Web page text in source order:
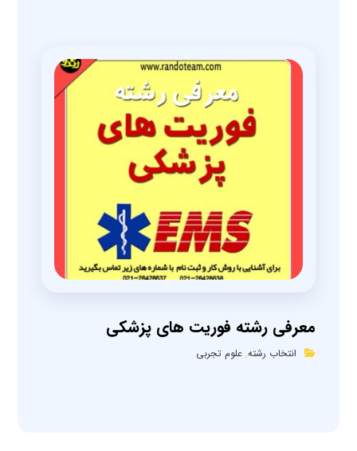
معرفی رشته فوریت های پزشکی
انتخاب رشته,علوم تجربی